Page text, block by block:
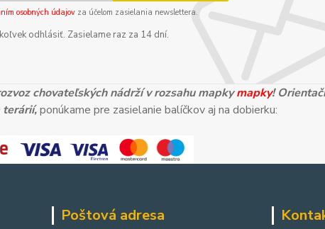
osobných údajovza účelom zasielania newslettera.
odhlásiť. Zasielame raz za 14 dní.
chovateľských nádrží v rozsahu mapkymapky!
terárií,ponúkame pre zasielanie balíčkov aj na dobierku:
Poštová adresa